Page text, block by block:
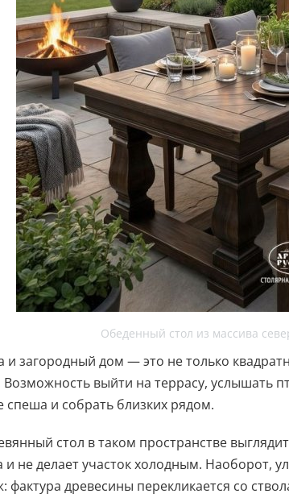
Обеденный стол из массива
и загородный дом — это не только
выйти на террасу, услышать
спеша и собрать близких рядом.
стол в таком пространстве
и не делает участок холодным. Наоборот,
фактура древесины перекликается со